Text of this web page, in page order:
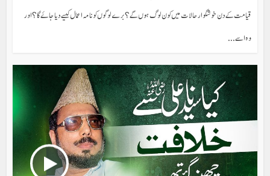
قیامت کے دن خوشگوار حالات میں کون لوگ ہوں گے؟ برے لوگوں کو نامہ اعمال کیسے دیا جائے گا؟ اور
وہ اسے...